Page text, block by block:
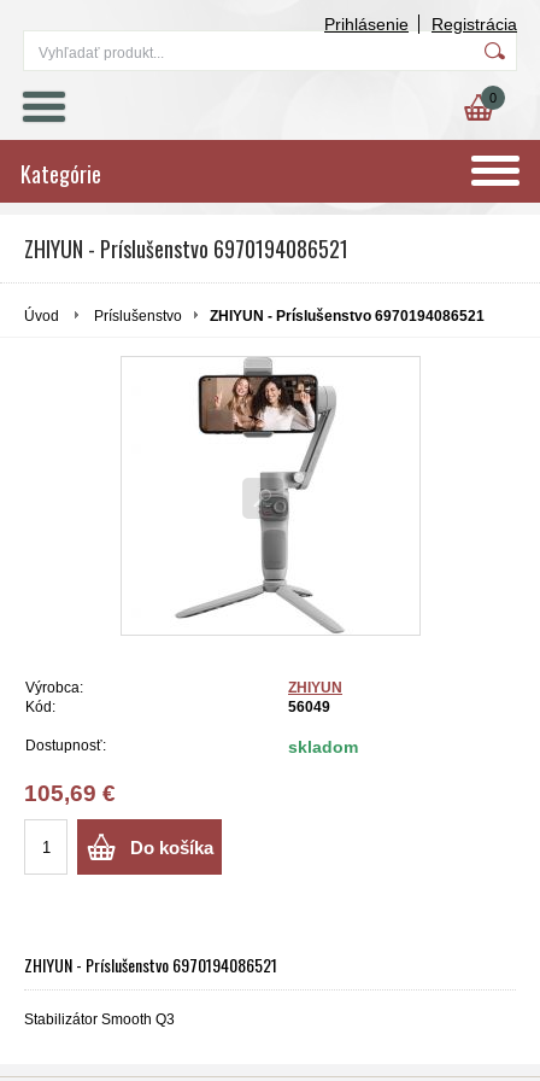
Prihlásenie Registrácia
0
Kategórie
ZHIYUN - Príslušenstvo 6970194086521
Úvod Príslušenstvo ZHIYUN - Príslušenstvo 6970194086521
Výrobca:
ZHIYUN
Kód:
56049
Dostupnosť: skladom
105,69 €
Do košíka
ZHIYUN - Príslušenstvo 6970194086521
Stabilizátor Smooth Q3